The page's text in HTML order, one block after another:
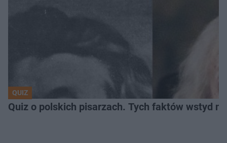
QUIZ
Quiz o polskich pisarzach. Tych faktów wstyd